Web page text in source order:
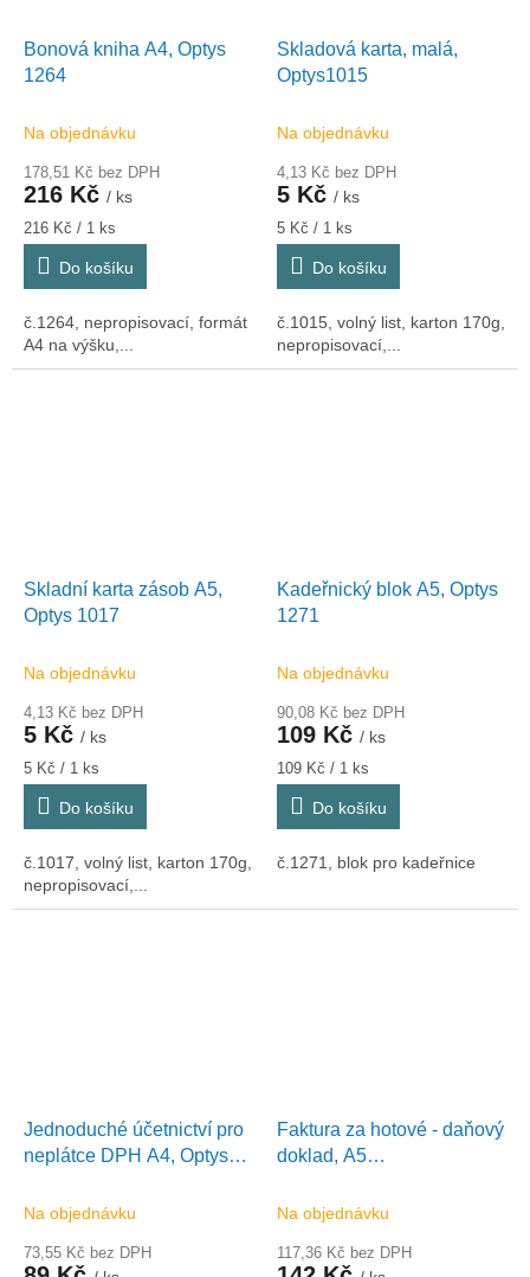
Bonová kniha A4, Optys
1264
Na objednávku
178,51 Kč bez DPH
216 Kč / ks
Měrná
cena:
216 Kč / 1 ks
Do košíku
č.1264, nepropisovací, formát
A4 na výšku,...
Skladová karta, malá,
Optys1015
Na objednávku
4,13 Kč bez DPH
5 Kč / ks
Měrná
cena:
5 Kč / 1 ks
Do košíku
č.1015, volný list, karton 170g,
nepropisovací,...
Skladní karta zásob A5,
Optys 1017
Na objednávku
4,13 Kč bez DPH
5 Kč / ks
Měrná
cena:
5 Kč / 1 ks
Do košíku
č.1017, volný list, karton 170g,
nepropisovací,...
Kadeřnický blok A5, Optys
1271
Na objednávku
90,08 Kč bez DPH
109 Kč / ks
Měrná
cena:
109 Kč / 1 ks
Do košíku
č.1271, blok pro kadeřnice
Jednoduché účetnictví pro
neplátce DPH A4, Optys
Na objednávku
73,55 Kč bez DPH
Faktura za hotové - daňový
doklad, A5
číslovaná, 2x50 listů, Optys
Na objednávku
117,36 Kč bez DPH